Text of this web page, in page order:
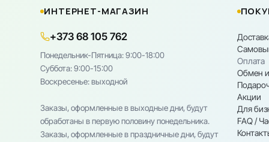
ИНТЕРНЕТ-МАГАЗИН
+373 68 105 762
Понедельник-Пятница: 9:00-18:00
Cуббота: 9:00-15:00
Воскресенье: выходной
Заказы, оформленные в выходные дни, будут
обработаны в первую половину понедельника.
Заказы, оформленные в праздничные дни, будут
Оплата
Обмен и
Акции
Для
FAQ /